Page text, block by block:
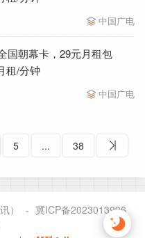
中国广电
国朝幕卡，29元月租包
租/分钟
中国广电
5 ... 38
） - 冀ICP备2023013996